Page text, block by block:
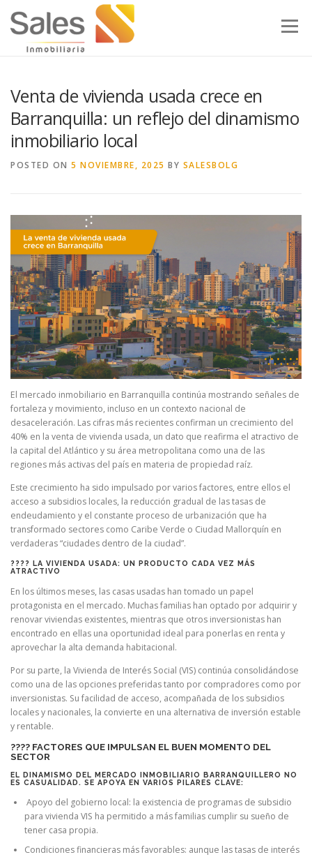
Menu
Venta de vivienda usada crece en
Barranquilla: un reflejo del dinamismo
inmobiliario local
POSTED ON 5 NOVIEMBRE, 2025 BY SALESBOLG
El mercado inmobiliario en Barranquilla continúa mostrando señales de
fortaleza y movimiento, incluso en un contexto nacional de
desaceleración. Las cifras más recientes confirman un crecimiento del
40% en la venta de vivienda usada, un dato que reafirma el atractivo de
la capital del Atlántico y su área metropolitana como una de las
regiones más activas del país en materia de propiedad raíz.
Este crecimiento ha sido impulsado por varios factores, entre ellos el
acceso a subsidios locales, la reducción gradual de las tasas de
endeudamiento y el constante proceso de urbanización que ha
transformado sectores como Caribe Verde o Ciudad Mallorquín en
verdaderas “ciudades dentro de la ciudad”.
???? LA VIVIENDA USADA: UN PRODUCTO CADA VEZ MÁS
ATRACTIVO
En los últimos meses, las casas usadas han tomado un papel
protagonista en el mercado. Muchas familias han optado por adquirir y
renovar viviendas existentes, mientras que otros inversionistas han
encontrado en ellas una oportunidad ideal para ponerlas en renta y
aprovechar la alta demanda habitacional.
Por su parte, la Vivienda de Interés Social (VIS) continúa consolidándose
como una de las opciones preferidas tanto por compradores como por
inversionistas. Su facilidad de acceso, acompañada de los subsidios
locales y nacionales, la convierte en una alternativa de inversión estable
y rentable.
???? FACTORES QUE IMPULSAN EL BUEN MOMENTO DEL
SECTOR
EL DINAMISMO DEL MERCADO INMOBILIARIO BARRANQUILLERO NO
ES CASUALIDAD. SE APOYA EN VARIOS PILARES CLAVE:
Apoyo del gobierno local: la existencia de programas de subsidio
para vivienda VIS ha permitido a más familias cumplir su sueño de
tener casa propia.
Condiciones financieras más favorables: aunque las tasas de interés